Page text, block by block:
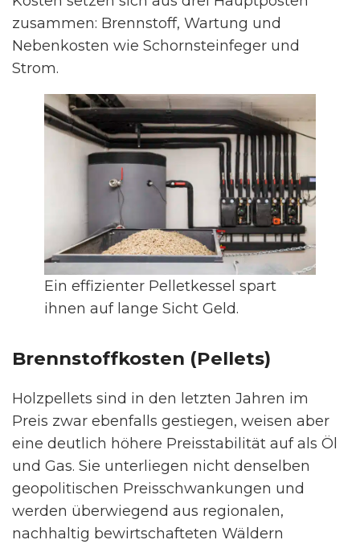
zusammen: Brennstoff, Wartung und
Nebenkosten wie Schornsteinfeger und
Strom.
Ein effizienter Pelletkessel spart
ihnen auf lange Sicht Geld.
Brennstoffkosten (Pellets)
Holzpellets sind in den letzten Jahren im
Preis zwar ebenfalls gestiegen, weisen aber
eine deutlich höhere Preisstabilität auf als Öl
und Gas. Sie unterliegen nicht denselben
geopolitischen Preisschwankungen und
werden überwiegend aus regionalen,
nachhaltig bewirtschafteten Wäldern